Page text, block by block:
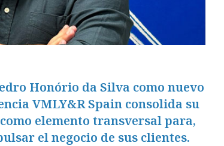
Honório da Silva como nuevo
VMLY&R Spain consolida su
elemento transversal para,
el negocio de sus clientes.